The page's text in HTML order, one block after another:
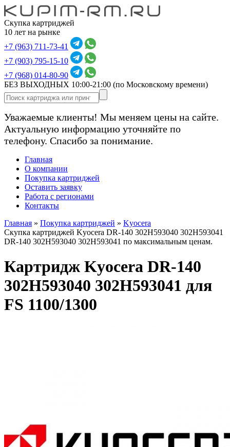
Скупка картриджей
10 лет на рынке
+7 (963) 711-73-41
+7 (903) 795-15-10
+7 (968) 014-80-90
БЕЗ ВЫХОДНЫХ 10:00-21:00 (по Московскому времени)
Уважаемые клиенты! Мы меняем цены на сайте.
Актуальную информацию уточняйте по
телефону. Спасибо за понимание.
Главная
О компании
Покупка картриджей
Оставить заявку
Работа с регионами
Контакты
Главная » Покупка картриджей » Kyocera
Скупка картриджей Kyocera DR-140 302H593040 302H593041
DR-140 302H593040 302H593041 по максимальным ценам.
Картридж Kyocera DR-140
302H593040 302H593041 для
FS 1100/1300